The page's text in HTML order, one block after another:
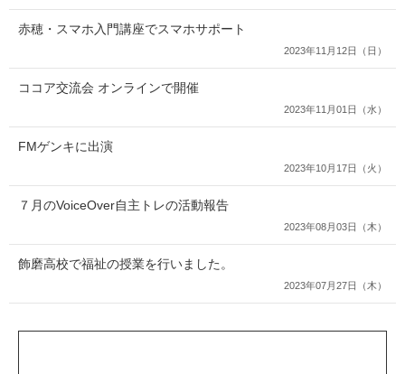
赤穂・スマホ入門講座でスマホサポート
2023年11月12日（日）
ココア交流会 オンラインで開催
2023年11月01日（水）
FMゲンキに出演
2023年10月17日（火）
７月のVoiceOver自主トレの活動報告
2023年08月03日（木）
飾磨高校で福祉の授業を行いました。
2023年07月27日（木）